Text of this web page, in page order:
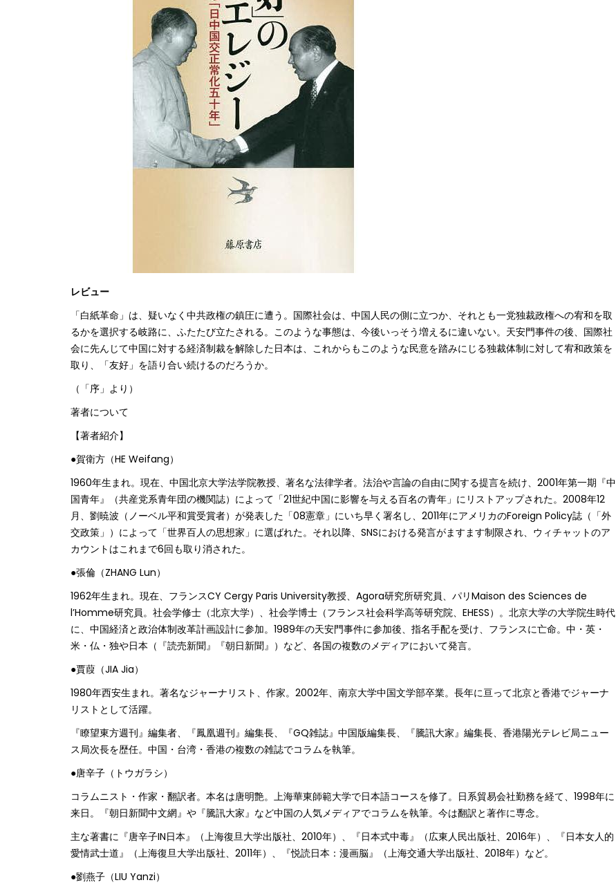
レビュー
「白紙革命」は、疑いなく中共政権の鎮圧に遭う。国際社会は、中国人民の側に立つか、それとも一党独裁政権への宥和を取
るかを選択する岐路に、ふたたび立たされる。このような事態は、今後いっそう増えるに違いない。天安門事件の後、国際社
会に先んじて中国に対する経済制裁を解除した日本は、これからもこのような民意を踏みにじる独裁体制に対して宥和政策を
取り、「友好」を語り合い続けるのだろうか。
（「序」より）
著者について
【著者紹介】
●賀衛方（HE Weifang）
1960年生まれ。現在、中国北京大学法学院教授、著名な法律学者。法治や言論の自由に関する提言を続け、2001年第一期『中
国青年』（共産党系青年団の機関誌）によって「21世紀中国に影響を与える百名の青年」にリストアップされた。2008年12
月、劉暁波（ノーベル平和賞受賞者）が発表した「08憲章」にいち早く署名し、2011年にアメリカのForeign Policy誌（「外
交政策」）によって「世界百人の思想家」に選ばれた。それ以降、SNSにおける発言がますます制限され、ウィチャットのア
カウントはこれまで6回も取り消された。
●張倫（ZHANG Lun）
1962年生まれ。現在、フランスCY Cergy Paris University教授、Agora研究所研究員、パリMaison des Sciences de
l’Homme研究員。社会学修士（北京大学）、社会学博士（フランス社会科学高等研究院、EHESS）。北京大学の大学院生時代
に、中国経済と政治体制改革計画設計に参加。1989年の天安門事件に参加後、指名手配を受け、フランスに亡命。中・英・
米・仏・独や日本（『読売新聞』『朝日新聞』）など、各国の複数のメディアにおいて発言。
●賈葭（JIA Jia）
1980年西安生まれ。著名なジャーナリスト、作家。2002年、南京大学中国文学部卒業。長年に亘って北京と香港でジャーナ
リストとして活躍。
『瞭望東方週刊』編集者、『鳳凰週刊』編集長、『GQ雑誌』中国版編集長、『騰訊大家』編集長、香港陽光テレビ局ニュー
ス局次長を歴任。中国・台湾・香港の複数の雑誌でコラムを執筆。
●唐辛子（トウガラシ）
コラムニスト・作家・翻訳者。本名は唐明艶。上海華東師範大学で日本語コースを修了。日系貿易会社勤務を経て、1998年に
来日。『朝日新聞中文網』や『騰訊大家』など中国の人気メディアでコラムを執筆。今は翻訳と著作に専念。
主な著書に『唐辛子I‌N日本』（上海復旦大学出版社、2010年）、『日本式中毒』（広東人民出版社、2016年）、『日本女人的
愛情武士道』（上海復旦大学出版社、2011年）、『悦読日本：漫画脳』（上海交通大学出版社、2018年）など。
●劉燕子（LIU Yanzi）